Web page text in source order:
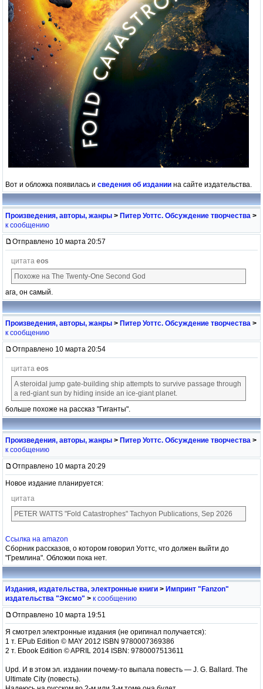
Вот и обложка появилась и сведения об издании на сайте издательства.
Произведения, авторы, жанры > Питер Уоттс. Обсуждение творчества >
к сообщению
Отправлено 10 марта 20:57
цитата eos
Похоже на The Twenty-One Second God
ага, он самый.
Произведения, авторы, жанры > Питер Уоттс. Обсуждение творчества >
к сообщению
Отправлено 10 марта 20:54
цитата eos
A steroidal jump gate-building ship attempts to survive passage through
a red-giant sun by hiding inside an ice-giant planet.
больше похоже на рассказ "Гиганты".
Произведения, авторы, жанры > Питер Уоттс. Обсуждение творчества >
к сообщению
Отправлено 10 марта 20:29
Новое издание планируется:
цитата
PETER WATTS "Fold Catastrophes" Tachyon Publications, Sep 2026
Ссылка на amazon
Сборник рассказов, о котором говорил Уоттс, что должен выйти до
"Гремлина". Обложки пока нет.
Издания, издательства, электронные книги > Импринт "Fanzon"
издательства "Эксмо" > к сообщению
Отправлено 10 марта 19:51
Я смотрел электронные издания (не оригинал получается):
1 т. EPub Edition © MAY 2012 ISBN 9780007369386
2 т. Ebook Edition © APRIL 2014 ISBN: 9780007513611
Upd. И в этом эл. издании почему-то выпала повесть — J. G. Ballard. The
Ultimate City (повесть).